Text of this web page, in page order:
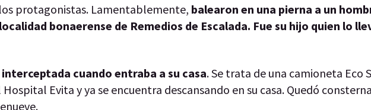
protagonistas. Lamentablemente, balearon en una pierna a un
bonaerense de Remedios de Escalada. Fue su hijo quien lo
cuando entraba a su casa. Se trata de una camioneta Eco
Evita y ya se encuentra descansando en su casa. Quedó